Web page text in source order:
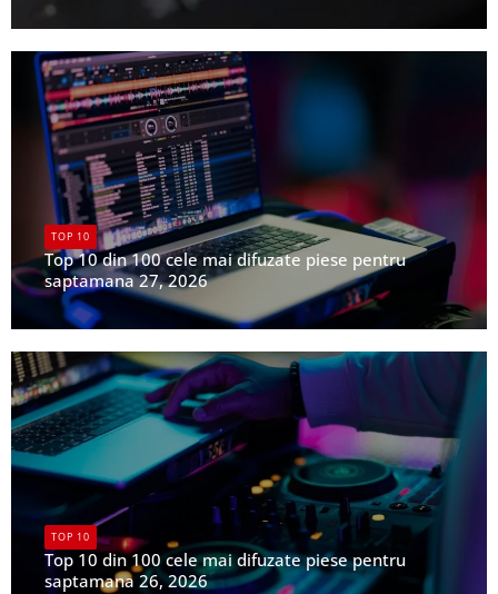
TOP 10
Top 10 din 100 cele mai difuzate piese pentru
saptamana 27, 2026
UPFR
TOP 10
Top 10 din 100 cele mai difuzate piese pentru
saptamana 26, 2026